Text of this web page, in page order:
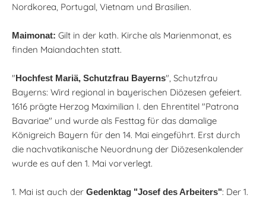
Nordkorea, Portugal, Vietnam und Brasilien.
Maimonat: Gilt in der kath. Kirche als Marienmonat, es
finden Maiandachten statt.
"Hochfest Mariä, Schutzfrau Bayerns", Schutzfrau
Bayerns: Wird regional in bayerischen Diözesen gefeiert.
1616 prägte Herzog Maximilian I. den Ehrentitel "Patrona
Bavariae" und wurde als Festtag für das damalige
Königreich Bayern für den 14. Mai eingeführt. Erst durch
die nachvatikanische Neuordnung der Diözesenkalender
wurde es auf den 1. Mai vorverlegt.
1. Mai ist auch der Gedenktag "Josef des Arbeiters": Der 1.